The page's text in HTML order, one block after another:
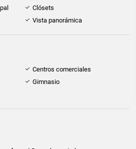
Clósets
Vista panorámica
Centros comerciales
Gimnasio